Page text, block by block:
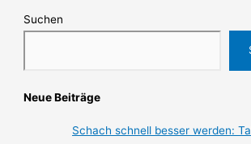
Suchen
Neue Beiträge
Schach schnell besser werden: